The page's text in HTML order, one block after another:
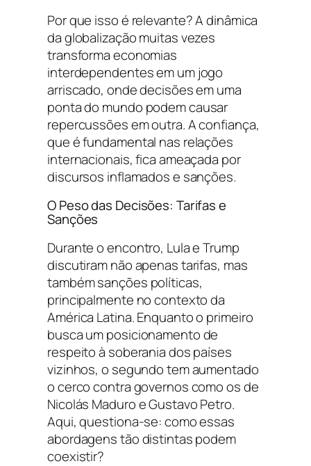
Por que isso é relevante? A dinâmica
da globalização muitas vezes
transforma economias
interdependentes em um jogo
arriscado, onde decisões em uma
ponta do mundo podem causar
repercussões em outra. A confiança,
que é fundamental nas relações
internacionais, fica ameaçada por
discursos inflamados e sanções.
O Peso das Decisões: Tarifas e
Sanções
Durante o encontro, Lula e Trump
discutiram não apenas tarifas, mas
também sanções políticas,
principalmente no contexto da
América Latina. Enquanto o primeiro
busca um posicionamento de
respeito à soberania dos países
vizinhos, o segundo tem aumentado
o cerco contra governos como os de
Nicolás Maduro e Gustavo Petro.
Aqui, questiona-se: como essas
abordagens tão distintas podem
coexistir?